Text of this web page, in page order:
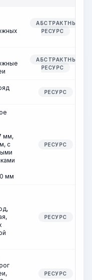
АБСТРАКТНЫЙ
РЕСУРС
АБСТРАКТНЫЙ
РЕСУРС
РЕСУРС
мм,
с
мм
РЕСУРС
РЕСУРС
РЕСУРС